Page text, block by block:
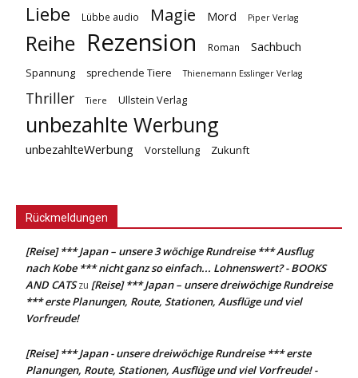
Liebe Lübbe audio Magie Mord Piper Verlag
Reihe Rezension Roman Sachbuch
Spannung sprechende Tiere Thienemann Esslinger Verlag
Thriller Tiere Ullstein Verlag
unbezahlte Werbung
unbezahlteWerbung Vorstellung Zukunft
Rückmeldungen
[Reise] *** Japan – unsere 3 wöchige Rundreise *** Ausflug
nach Kobe *** nicht ganz so einfach... Lohnenswert? - BOOKS
AND CATSzu [Reise] *** Japan – unsere dreiwöchige Rundreise
*** erste Planungen, Route, Stationen, Ausflüge und viel
Vorfreude!
[Reise] *** Japan - unsere dreiwöchige Rundreise *** erste
Planungen, Route, Stationen, Ausflüge und viel Vorfreude! -